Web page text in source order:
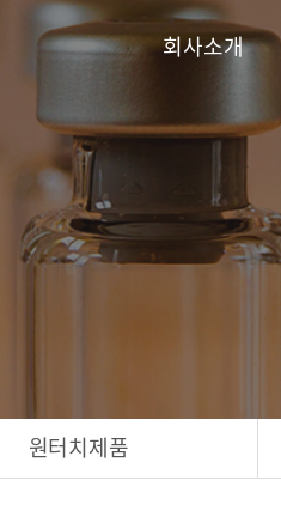
회사소개
원터치제품